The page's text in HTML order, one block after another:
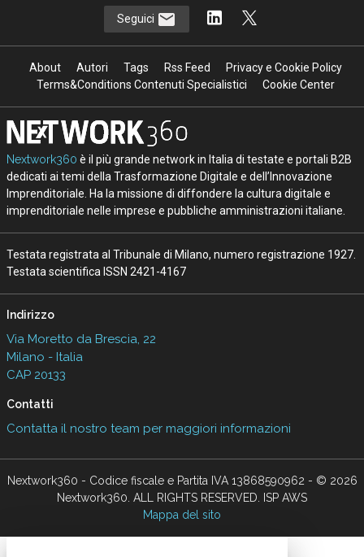
Seguici
About Autori Tags Rss Feed
Privacy e Cookie Policy
Terms&Conditions Contenuti Specialistici
Cookie Center
Nextwork360 è il più grande network in Italia di testate e portali B2B
dedicati ai temi della Trasformazione Digitale e dell’Innovazione
Imprenditoriale. Ha la missione di diffondere la cultura digitale e
imprenditoriale nelle imprese e pubbliche amministrazioni italiane.
Testata registrata al Tribunale di Milano, numero registrazione 1927.
Testata scientifica ISSN 2421-4167
Indirizzo
Via Moretto da Brescia, 22
Milano - Italia
CAP 20133
Contatti
Contatta il nostro team per maggiori informazioni
Nextwork360 - Codice fiscale e Partita IVA 13868590962 - © 2026
Nextwork360. ALL RIGHTS RESERVED. ISP AWS
Mappa del sito